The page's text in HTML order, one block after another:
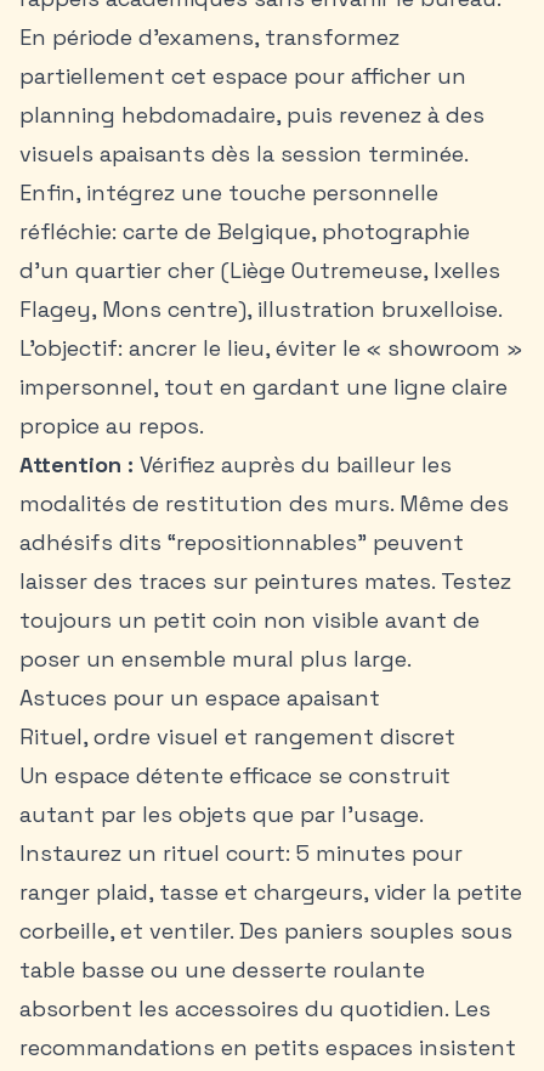
En période d’examens, transformez
partiellement cet espace pour afficher un
planning hebdomadaire, puis revenez à des
visuels apaisants dès la session terminée.
Enfin, intégrez une touche personnelle
réfléchie: carte de Belgique, photographie
d’un quartier cher (Liège Outremeuse, Ixelles
Flagey, Mons centre), illustration bruxelloise.
L’objectif: ancrer le lieu, éviter le « showroom »
impersonnel, tout en gardant une ligne claire
propice au repos.
Attention : Vérifiez auprès du bailleur les
modalités de restitution des murs. Même des
adhésifs dits “repositionnables” peuvent
laisser des traces sur peintures mates. Testez
toujours un petit coin non visible avant de
poser un ensemble mural plus large.
Astuces pour un espace apaisant
Rituel, ordre visuel et rangement discret
Un espace détente efficace se construit
autant par les objets que par l’usage.
Instaurez un rituel court: 5 minutes pour
ranger plaid, tasse et chargeurs, vider la petite
corbeille, et ventiler. Des paniers souples sous
table basse ou une desserte roulante
absorbent les accessoires du quotidien. Les
recommandations en petits espaces insistent